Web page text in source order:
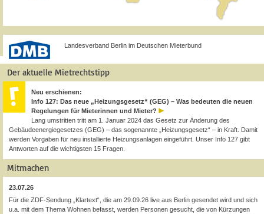
Landesverband Berlin im Deutschen Mieterbund
Der aktuelle Mietrechtstipp
Neu erschienen:
Info 127: Das neue „Heizungsgesetz“ (GEG) – Was bedeuten die neuen
Regelungen für Mieterinnen und Mieter?
Lang umstritten tritt am 1. Januar 2024 das Gesetz zur Änderung des
Gebäudeenergiegesetzes (GEG) – das sogenannte „Heizungsgesetz“ – in Kraft. Damit
werden Vorgaben für neu installierte Heizungsanlagen eingeführt. Unser Info 127 gibt
Antworten auf die wichtigsten 15 Fragen.
Mitmachen
23.07.26
Für die ZDF-Sendung „Klartext“, die am 29.09.26 live aus Berlin gesendet wird und sich
u.a. mit dem Thema Wohnen befasst, werden Personen gesucht, die von Kürzungen